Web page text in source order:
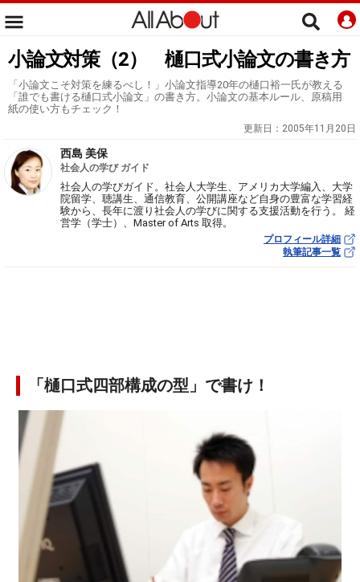
小論文対策（2） 樋口式小論文の書き方
「小論文こそ対策を練るべし！」小論文指導20年の樋口裕一氏が教える
「誰でも書ける樋口式小論文」の書き方。小論文の基本ルール、原稿用
紙の使い方もチェック！
更新日： 2005年11月20日
西島 美保
社会人の学び ガイド
社会人の学びガイド。社会人大学生、アメリカ大学編入、大学
院留学、聴講生、通信教育、公開講座など自身の豊富な学習経
験から、長年に渡り社会人の学びに関する支援活動を行う。 経
営学（学士）、Master of Arts 取得。
プロフィール詳細
執筆記事一覧
「樋口式四部構成の型」で書け！